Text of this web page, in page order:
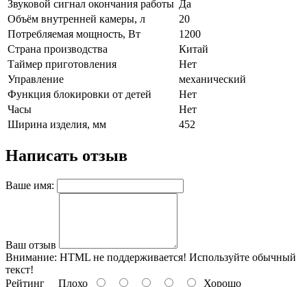
Звуковой сигнал окончания работы Да
Объём внутренней камеры, л
20
Потребляемая мощность, Вт
1200
Страна производства
Китай
Таймер приготовления
Нет
Управление
механический
Функция блокировки от детей
Нет
Часы
Нет
Ширина изделия, мм
452
Написать отзыв
Ваше имя:
Ваш отзыв
Внимание: HTML не поддерживается! Используйте обычный
текст!
Рейтинг Плохо Хорошо